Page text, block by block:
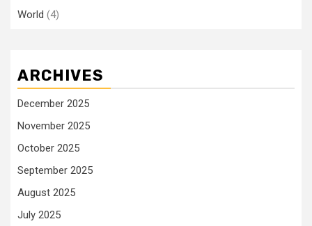
World (4)
ARCHIVES
December 2025
November 2025
October 2025
September 2025
August 2025
July 2025